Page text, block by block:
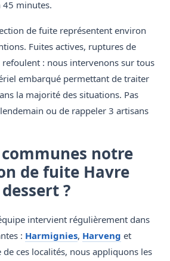
45 minutes.
de fuite représentent environ
Fuites actives, ruptures de
refoulent : nous intervenons sur tous
embarqué permettant de traiter
la majorité des situations. Pas
ou de rappeler 3 artisans
notre
de fuite Havre
dessert ?
intervient régulièrement dans
: Harmignies, Harveng et
de ces localités, nous appliquons les